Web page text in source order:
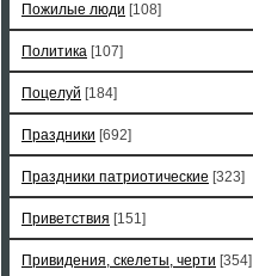
Пожилые люди [108]
Политика [107]
Поцелуй [184]
Праздники [692]
Праздники патриотические [323]
Приветствия [151]
Привидения, скелеты, черти [354]